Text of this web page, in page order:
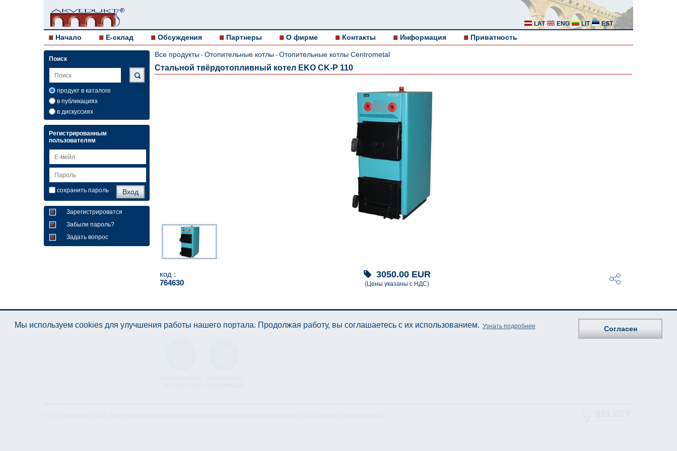
LAT ENG LIT EST
Начало E-склад Обсуждения Партнеры О фирме Контакты Информация Приватность
Поиск
продукт в каталоге
в публикациях
в дискуссиях
Регистрированным
пользователям
сохранить пароль
Зарегистрироватся
Забыли пароль?
Задать вопрос
Все продукты - Отопительные котлы - Отопительные котлы Centrometal
Стальной твёрдотопливный котел EKO CK-P 110
код :
764630
3050.00EUR
(Цены указаны с НДС)
Мы используем cookies для улучшения работы нашего портала. Продолжая работу, вы соглашаетесь с их использованием. Узнать подробнее Согласен